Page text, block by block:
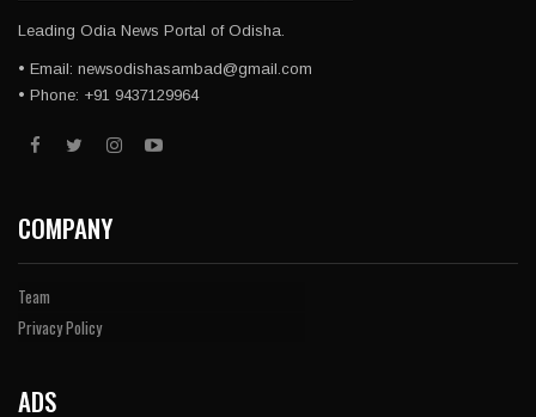
Leading Odia News Portal of Odisha.
• Email: newsodishasambad@gmail.com
• Phone: +91 9437129964
COMPANY
Team
Privacy Policy
ADS